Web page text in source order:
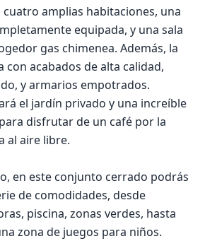
cuatro amplias habitaciones, una
equipada, y una sala
gas chimenea. Además, la
con acabados de alta calidad,
y armarios empotrados.
el jardín privado y una increíble
disfrutar de un café por la
al aire libre.
en este conjunto cerrado podrás
de comodidades, desde
piscina, zonas verdes, hasta
zona de juegos para niños.